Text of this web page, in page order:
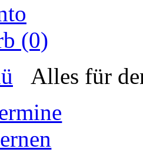
(0)
Alles für